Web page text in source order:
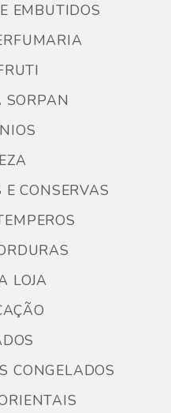
EMBUTIDOS
SORPAN
CONSERVAS
LOJA
CONGELADOS